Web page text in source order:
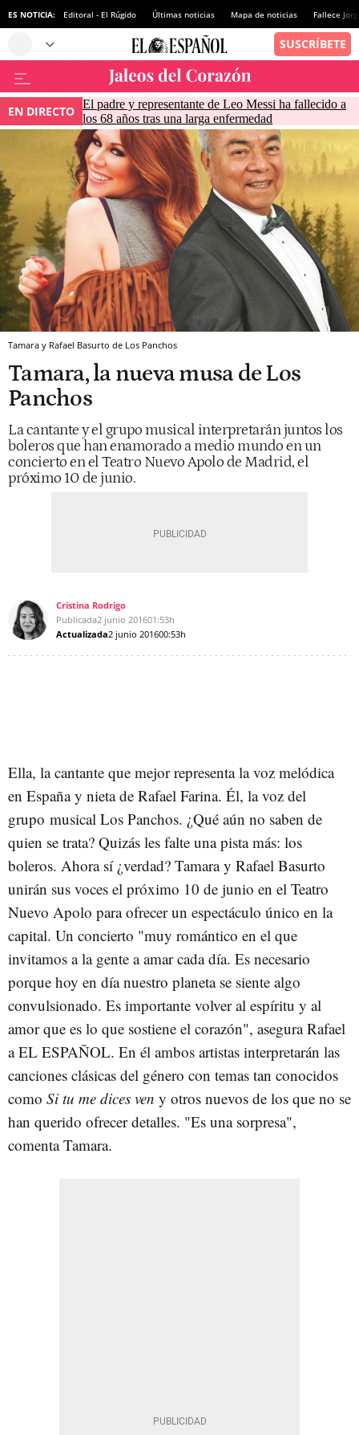
ES NOTICIA: Editoral - El Rúgido Últimas noticias Mapa de noticias Fallece
EN DIRECTO El padre y representante de Leo Messi ha fallecido a
los 68 años tras una larga enfermedad
Tamara y Rafael Basurto de Los Panchos
Tamara, la nueva musa de Los
Panchos
La cantante y el grupo musical interpretarán juntos los
boleros que han enamorado a medio mundo en un
concierto en el Teatro Nuevo Apolo de Madrid, el
próximo 10 de junio.
Cristina Rodrigo
Publicada2 junio 201601:53h
Actualizada2 junio 201600:53h
Ella, la cantante que mejor representa la voz melódica
en España y nieta de Rafael Farina. Él, la voz del
grupo musical Los Panchos. ¿Qué aún no saben de
quien se trata? Quizás les falte una pista más: los
boleros. Ahora sí ¿verdad? Tamara y Rafael Basurto
unirán sus voces el próximo 10 de junio en el Teatro
Nuevo Apolo para ofrecer un espectáculo único en la
capital. Un concierto "muy romántico en el que
invitamos a la gente a amar cada día. Es necesario
porque hoy en día nuestro planeta se siente algo
convulsionado. Es importante volver al espíritu y al
amor que es lo que sostiene el corazón", asegura Rafael
a EL ESPAÑOL. En él ambos artistas interpretarán las
canciones clásicas del género con temas tan conocidos
como Si tu me dices ven y otros nuevos de los que no se
han querido ofrecer detalles. "Es una sorpresa",
comenta Tamara.